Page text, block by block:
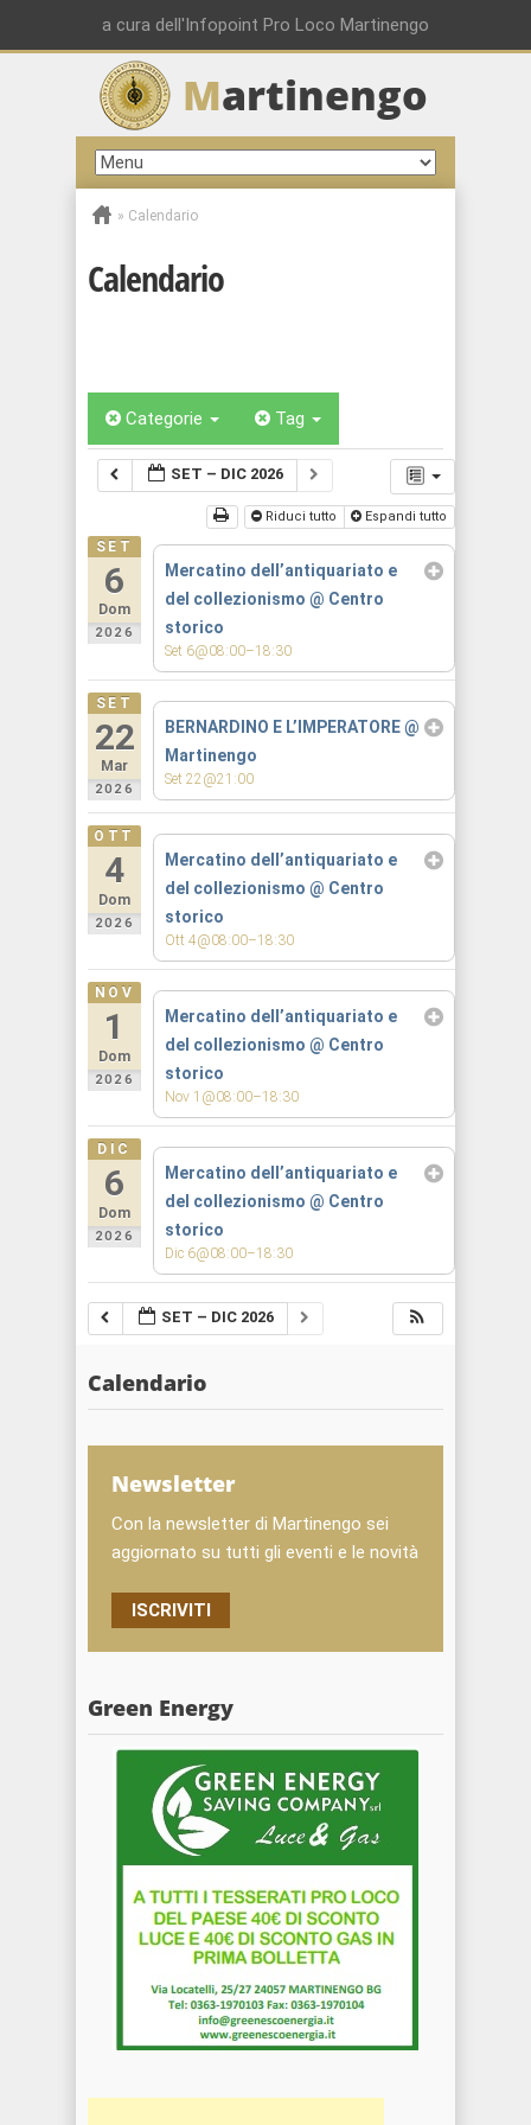
a cura dell'Infopoint Pro Loco Martinengo
Martinengo
» Calendario
Calendario
Categorie Tag
SET – DIC 2026
Riduci tutto Espandi tutto
SET
6
Dom
2026
Mercatino dell’antiquariato e
del collezionismo @ Centro
storico
Set 6@08:00–18:30
SET
22
Mar
2026
BERNARDINO E L’IMPERATORE@
Martinengo
Set 22@21:00
OTT
4
Dom
2026
Mercatino dell’antiquariato e
del collezionismo @ Centro
storico
Ott 4@08:00–18:30
NOV
1
Dom
2026
Mercatino dell’antiquariato e
del collezionismo @ Centro
storico
Nov 1@08:00–18:30
DIC
6
Dom
2026
Mercatino dell’antiquariato e
del collezionismo @ Centro
storico
Dic 6@08:00–18:30
SET – DIC 2026
Calendario
Newsletter
Con la newsletter di Martinengo sei
aggiornato su tutti gli eventi e le novità
ISCRIVITI
Green Energy